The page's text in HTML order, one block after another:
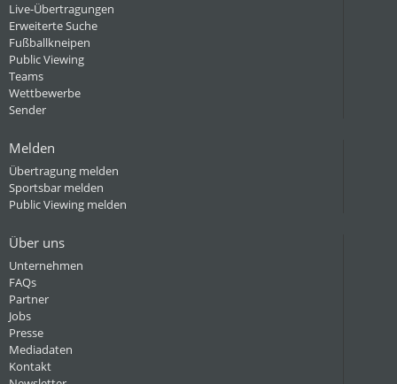
Live-Übertragungen
Erweiterte Suche
Fußballkneipen
Public Viewing
Teams
Wettbewerbe
Sender
Melden
Übertragung melden
Sportsbar melden
Public Viewing melden
Über uns
Unternehmen
FAQs
Partner
Jobs
Presse
Mediadaten
Kontakt